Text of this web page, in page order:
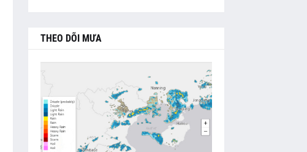
THEO DÕI MƯA